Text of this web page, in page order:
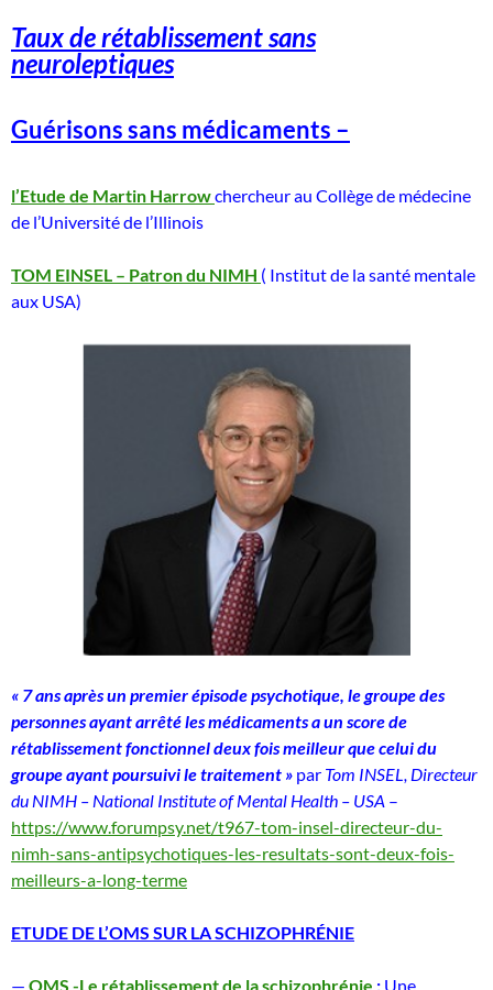
Taux de rétablissement sans
neuroleptiques
Guérisons sans médicaments –
l’Etude de Martin Harrowchercheur au Collège de médecine
de l’Université de l’Illinois
TOM EINSEL – Patron du NIMH ( Institut de la santé mentale
aux USA)
« 7 ans après un premier épisode psychotique, le groupe des
personnes ayant arrêté les médicaments a un score de
rétablissement fonctionnel deux fois meilleur que celui du
groupe ayant poursuivi le traitement » par Tom INSEL, Directeur
du NIMH – National Institute of Mental Health – USA –
https://www.forumpsy.net/t967-tom-insel-directeur-du-
nimh-sans-antipsychotiques-les-resultats-sont-deux-fois-
meilleurs-a-long-terme
ETUDE DE L’OMS SUR LA SCHIZOPHRÉNIE
— OMS -Le rétablissement de la schizophrénie : Une